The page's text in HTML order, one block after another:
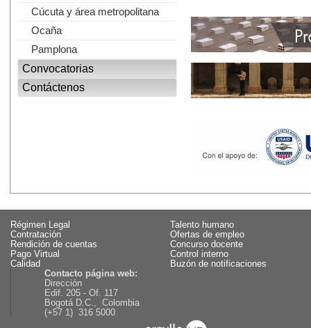
Cúcuta y área metropolitana
Ocaña
Pamplona
Convocatorias
Contáctenos
Régimen Legal
Talento humano
Contratación
Ofertas de empleo
Rendición de cuentas
Concurso docente
Pago Virtual
Control interno
Calidad
Buzón de notificaciones
Contacto página web:
Dirección
Edif. 205 - Of. 117
Bogotá D.C., Colombia
(+57 1) 316 5000